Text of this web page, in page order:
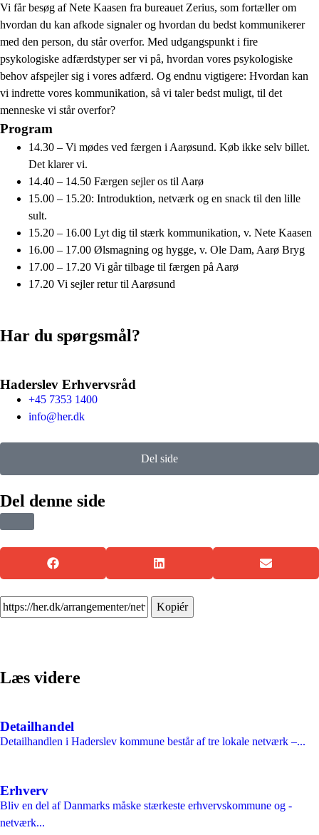
Vi får besøg af Nete Kaasen fra bureauet Zerius, som fortæller om
hvordan du kan afkode signaler og hvordan du bedst kommunikerer
med den person, du står overfor. Med udgangspunkt i fire
psykologiske adfærdstyper ser vi på, hvordan vores psykologiske
behov afspejler sig i vores adfærd. Og endnu vigtigere: Hvordan kan
vi indrette vores kommunikation, så vi taler bedst muligt, til det
menneske vi står overfor?
Program
14.30 – Vi mødes ved færgen i Aarøsund. Køb ikke selv billet.
Det klarer vi.
14.40 – 14.50 Færgen sejler os til Aarø
15.00 – 15.20: Introduktion, netværk og en snack til den lille
sult.
15.20 – 16.00 Lyt dig til stærk kommunikation, v. Nete Kaasen
16.00 – 17.00 Ølsmagning og hygge, v. Ole Dam, Aarø Bryg
17.00 – 17.20 Vi går tilbage til færgen på Aarø
17.20 Vi sejler retur til Aarøsund
Har du spørgsmål?
Haderslev Erhvervsråd
+45 7353 1400
info@her.dk
Del side
Del denne side
Kopiér
Læs videre
Detailhandel
Detailhandlen i Haderslev kommune består af tre lokale netværk –...
Erhverv
Bliv en del af Danmarks måske stærkeste erhvervskommune og -
netværk...